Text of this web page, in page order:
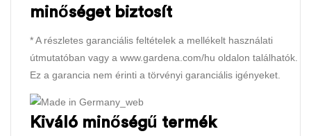
minőséget biztosít
* A részletes garanciális feltételek a mellékelt használati
útmutatóban vagy a www.gardena.com/hu oldalon találhatók.
Ez a garancia nem érinti a törvényi garanciális igényeket.
Kiváló minőségű termék